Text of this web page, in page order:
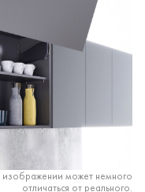
изображении может немного
отличаться от реального.